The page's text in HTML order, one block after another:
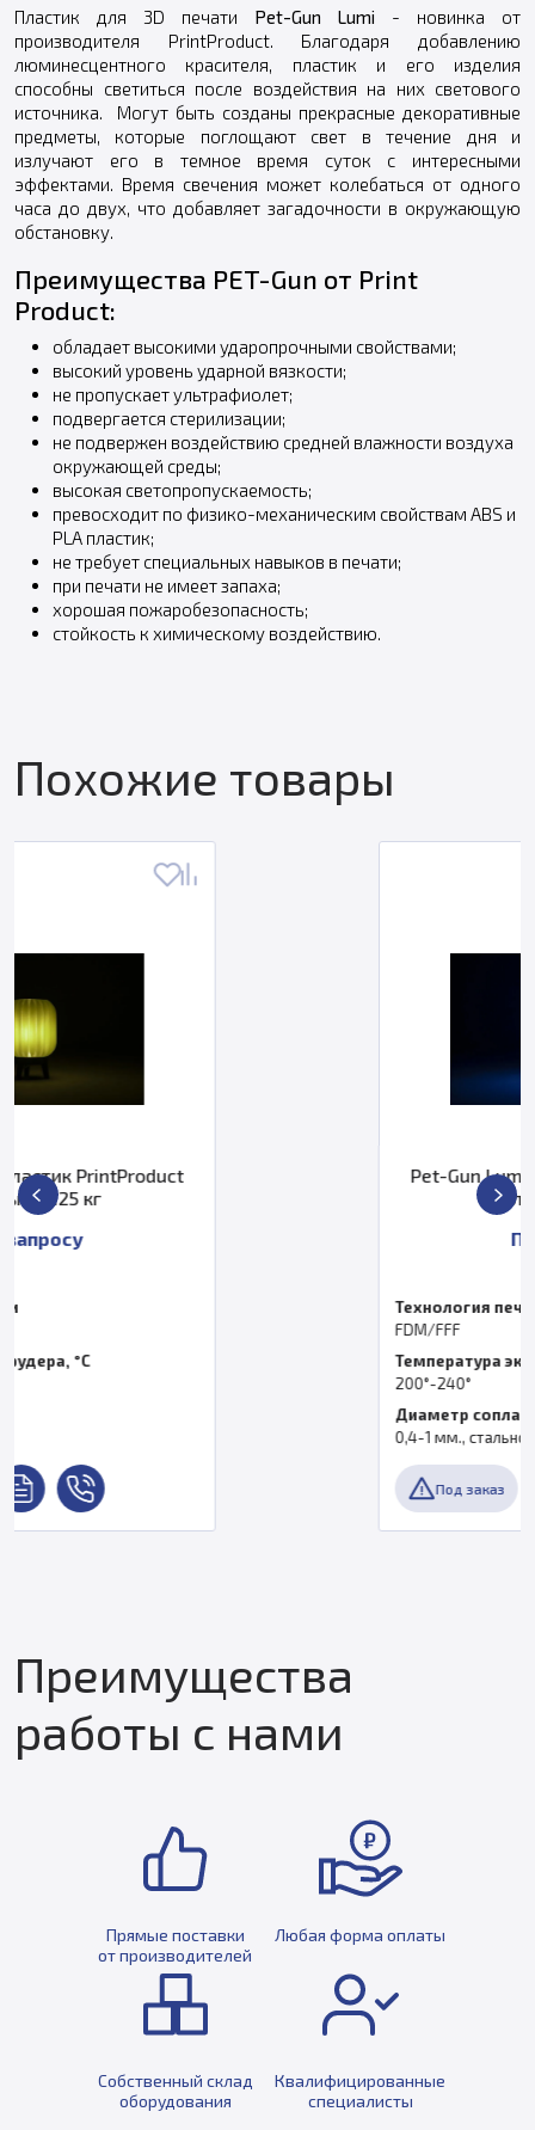
Пластик для 3D печати Pet-Gun Lumi - новинка от
производителя PrintProduct. Благодаря добавлению
люминесцентного красителя, пластик и его изделия
способны светиться после воздействия на них светового
источника. Могут быть созданы прекрасные декоративные
предметы, которые поглощают свет в течение дня и
излучают его в темное время суток с интересными
эффектами. Время свечения может колебаться от одного
часа до двух, что добавляет загадочности в окружающую
обстановку.
Преимущества PET-Gun от Print
Product:
обладает высокими ударопрочными свойствами;
высокий уровень ударной вязкости;
не пропускает ультрафиолет;
подвергается стерилизации;
не подвержен воздействию средней влажности воздуха
окружающей среды;
высокая светопропускаемость;
превосходит по физико-механическим свойствам ABS и
PLA пластик;
не требует специальных навыков в печати;
при печати не имеет запаха;
хорошая пожаробезопасность;
стойкость к химическому воздействию.
Похожие товары
Pet-Gun Lumi пластик
Температура экструдера, °C
Преимущества
работы с нами
Прямые поставки
от производителей
Любая форма оплаты
Собственный склад
оборудования
Квалифицированные
специалисты